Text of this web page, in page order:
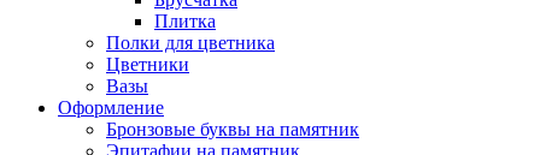
Плитка
Полки для цветника
Цветники
Вазы
Оформление
Бронзовые буквы на памятник
Эпитафии на памятник